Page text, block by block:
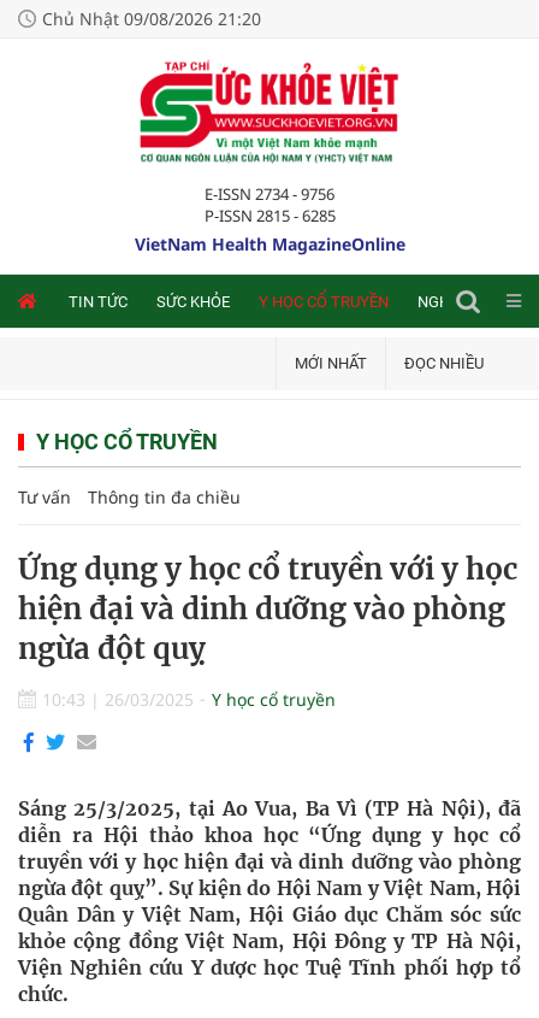
Chủ Nhật 09/08/2026 21:20
E-ISSN 2734 - 9756
P-ISSN 2815 - 6285
VietNam Health MagazineOnline
TIN TỨC SỨC KHỎE Y HỌC CỔ TRUYỀN NGHIÊN CỨU
MỚI NHẤT ĐỌC NHIỀU
Y HỌC CỔ TRUYỀN
Tư vấn Thông tin đa chiều
Ứng dụng y học cổ truyền với y học
hiện đại và dinh dưỡng vào phòng
ngừa đột quỵ
10:43 | 26/03/2025 Y học cổ truyền
Sáng 25/3/2025, tại Ao Vua, Ba Vì (TP Hà Nội), đã
diễn ra Hội thảo khoa học “Ứng dụng y học cổ
truyền với y học hiện đại và dinh dưỡng vào phòng
ngừa đột quỵ”. Sự kiện do Hội Nam y Việt Nam, Hội
Quân Dân y Việt Nam, Hội Giáo dục Chăm sóc sức
khỏe cộng đồng Việt Nam, Hội Đông y TP Hà Nội,
Viện Nghiên cứu Y dược học Tuệ Tĩnh phối hợp tổ
chức.